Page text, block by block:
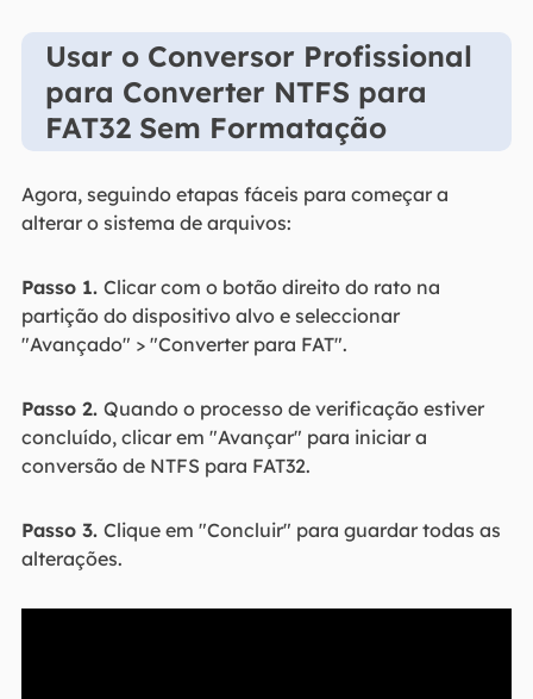
Usar o Conversor Profissional
para Converter NTFS para
FAT32 Sem Formatação
Agora, seguindo etapas fáceis para começar a
alterar o sistema de arquivos:
Passo 1. Clicar com o botão direito do rato na
partição do dispositivo alvo e seleccionar
"Avançado" > "Converter para FAT".
Passo 2. Quando o processo de verificação estiver
concluído, clicar em "Avançar" para iniciar a
conversão de NTFS para FAT32.
Passo 3. Clique em "Concluir" para guardar todas as
alterações.